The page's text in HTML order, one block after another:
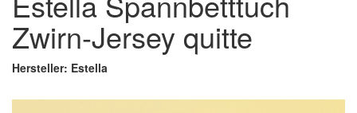
Zwirn-Jersey quitte
Hersteller: Estella